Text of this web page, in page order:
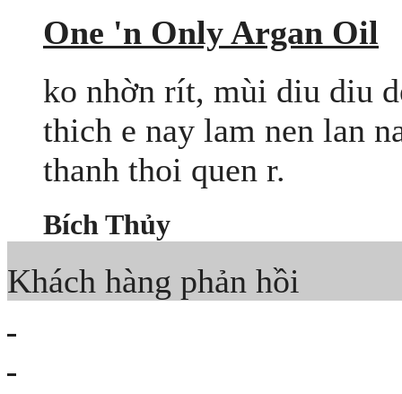
One 'n Only Argan Oil
ko nhờn rít, mùi diu diu
thich e nay lam nen lan
thanh thoi quen r.
Bích Thủy
Khách hàng phản hồi